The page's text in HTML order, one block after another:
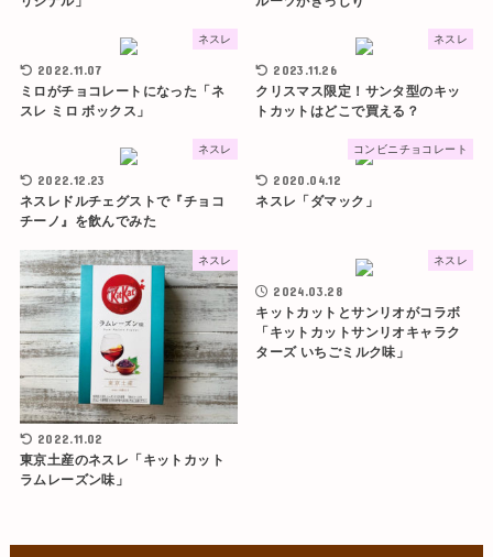
ネスレ
2022.11.07
ミロがチョコレートになった「ネ
スレ ミロ ボックス」
ネスレ
2023.11.26
クリスマス限定！サンタ型のキッ
トカットはどこで買える？
ネスレ
2022.12.23
ネスレドルチェグストで『チョコ
チーノ』を飲んでみた
コンビニチョコレート
2020.04.12
ネスレ「ダマック」
ネスレ
2022.11.02
東京土産のネスレ「キットカット
ラムレーズン味」
ネスレ
2024.03.28
キットカットとサンリオがコラボ
「キットカットサンリオキャラク
ターズ いちごミルク味」